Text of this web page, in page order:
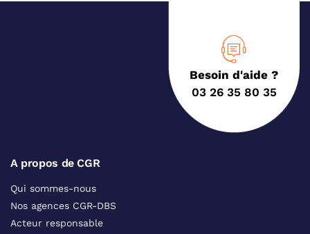
Besoin d'aide ?
03 26 35 80 35
A propos de CGR
Qui sommes-nous
Nos agences CGR-DBS
Acteur responsable